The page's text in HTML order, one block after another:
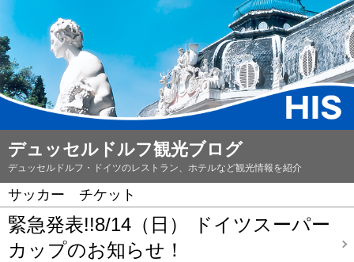
デュッセルドルフ観光ブログ
デュッセルドルフ・ドイツのレストラン、ホテルなど観光情報を紹介
サッカー チケット
緊急発表!!8/14（日） ​ドイツスーパー
カップのお知らせ！